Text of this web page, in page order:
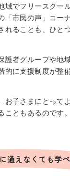
域でフリースクー
「市民の声」コー
れることも、ひと
護者グループや地
的に支援制度が整
お子さまにとって
こともあるのです。
通えなくても学べ